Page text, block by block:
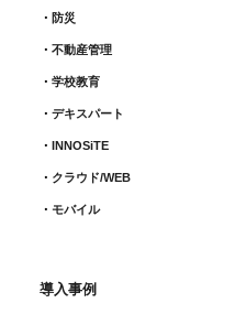
防災
不動産管理
学校教育
デキスパート
INNOSiTE
クラウド/WEB
モバイル
導入事例